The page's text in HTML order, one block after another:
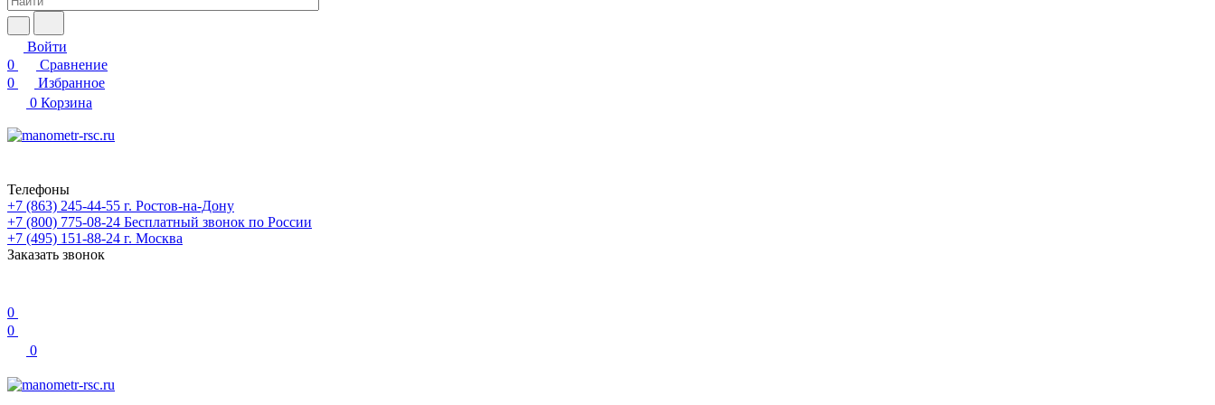
Войти
0
Сравнение
0
Избранное
0 Корзина
Телефоны
+7 (863) 245-44-55 г. Ростов-на-Дону
+7 (800) 775-08-24 Бесплатный звонок по России
+7 (495) 151-88-24 г. Москва
Заказать звонок
0
0
0